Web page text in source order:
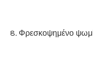
8. Φρεσκοψημένο